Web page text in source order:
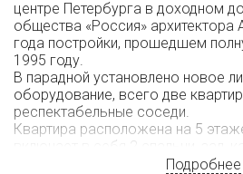
центре Петербурга в доходном
общества «Россия» архитектора
года постройки, прошедшем
1995 году.
В парадной установлено новое
оборудование, всего две
респектабельные соседи.
Квартира расположена на 5
включает в себя 2 спальни, зал,
Подробнее